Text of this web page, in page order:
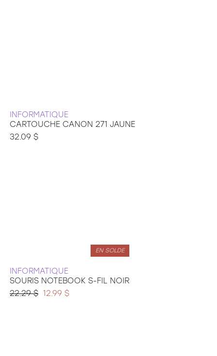
INFORMATIQUE
CARTOUCHE CANON 271 JAUNE
32.09 $
EN SOLDE
INFORMATIQUE
SOURIS NOTEBOOK S-FIL NOIR
22.29 $ 12.99 $